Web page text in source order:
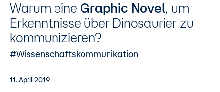
Warum eine Graphic Novel, um
Erkenntnisse über Dinosaurier zu
kommunizieren?
#Wissenschaftskommunikation
11. April 2019